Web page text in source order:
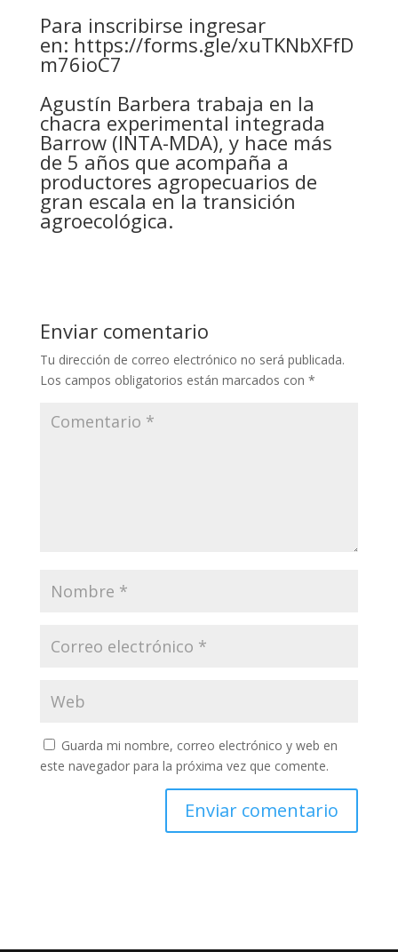
Para inscribirse ingresar
en: https://forms.gle/xuTKNbXFfD
m76ioC7
Agustín Barbera trabaja en la
chacra experimental integrada
Barrow (INTA-MDA), y hace más
de 5 años que acompaña a
productores agropecuarios de
gran escala en la transición
agroecológica.
Enviar comentario
Tu dirección de correo electrónico no será publicada.
Los campos obligatorios están marcados con *
Guarda mi nombre, correo electrónico y web en
este navegador para la próxima vez que comente.